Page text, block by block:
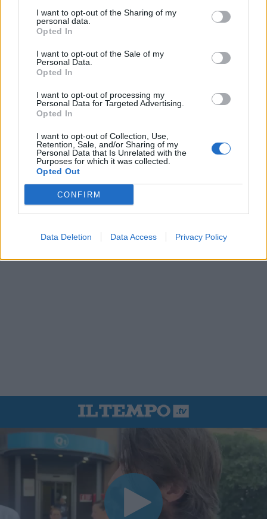
I want to opt-out of the Sharing of my
personal data.
Opted In
I want to opt-out of the Sale of my
Personal Data.
Opted In
I want to opt-out of processing my
Personal Data for Targeted Advertising.
Opted In
I want to opt-out of Collection, Use,
Retention, Sale, and/or Sharing of my
Personal Data that Is Unrelated with the
Purposes for which it was collected.
Opted Out
CONFIRM
Data Deletion Data Access Privacy Policy